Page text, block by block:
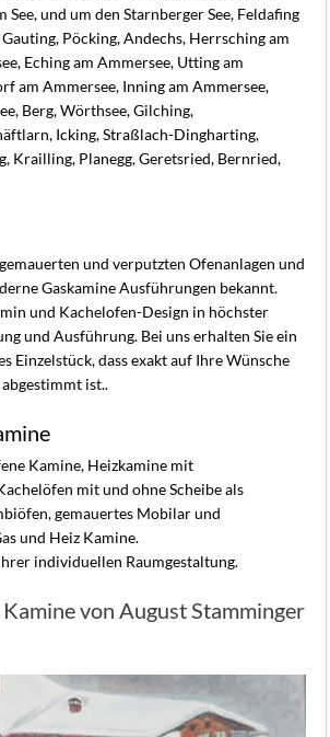
See, und um den Starnberger See, Feldafing
Pöcking, Andechs, Herrsching am
Eching am Ammersee, Utting am
am Ammersee, Inning am Ammersee,
Berg, Wörthsee, Gilching,
Icking, Straßlach-Dingharting,
Krailling, Planegg, Geretsried, Bernried,
und verputzten Ofenanlagen und
Gaskamine Ausführungen bekannt.
und Kachelofen-Design in höchster
und Ausführung. Bei uns erhalten Sie ein
Einzelstück, dass exakt auf Ihre Wünsche
ist..
Kamine, Heizkamine mit
mit und ohne Scheibe als
gemauertes Mobilar und
und Heiz Kamine.
individuellen Raumgestaltung.
von August Stamminger